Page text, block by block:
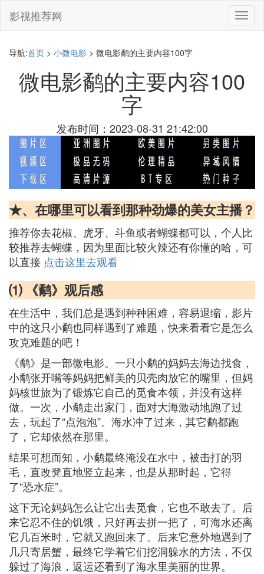
切
换
影视推荐网
导航:首页 > 小微电影 > 微电影鹬的主要内容100字
微电影鹬的主要内容100
字
发布时间：2023-08-31 21:42:00
★、在哪里可以看到那种劲爆的美女主播？
推荐你去花椒、虎牙、斗鱼或者蝴蝶都可以，个人比
较推荐去蝴蝶，因为里面比较火辣还有你懂的哈，可
以直接 点击这里去观看
⑴ 《鹬》观后感
在生活中，我们总是遇到种种困难，容易退缩，影片
中的这只小鹬也同样遇到了难题，快来看看它是怎么
攻克难题的吧！
《鹬》是一部微电影。一只小鹬的妈妈去海边找食，
小鹬张开嘴等妈妈把鲜美的贝壳肉放它的嘴里，但妈
妈核世旅为了锻炼它自己的觅食本领，并没有这样
做。一次，小鹬走出家门，面对大海激动地跑了过
去，玩起了“点泡泡”。海水冲了过来，其它鹬都跑
了，它却依然在那里。
结果可想而知，小鹬最终淹没在水中，被击打的羽
毛，直改凳直地竖立起来，也是从那时起，它得
了“恐水症”。
这下无论妈妈怎么让它出去觅食，它也不敢去了。后
来它忍不住的饥饿，只好再去拼一把了，可海水还离
它几百米时，它就又跑回来了。后来它意外地遇到了
几只寄居蟹，最终它学着它们挖洞躲水的方法，不仅
躲过了海浪，返运还看到了海水里美丽的世界。